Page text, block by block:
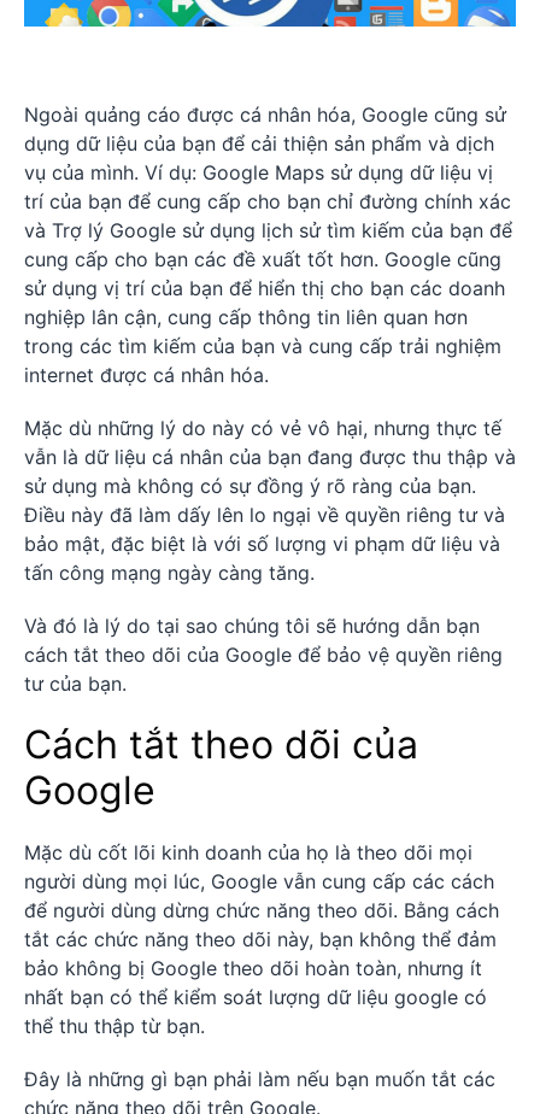
Ngoài quảng cáo được cá nhân hóa, Google cũng sử
dụng dữ liệu của bạn để cải thiện sản phẩm và dịch
vụ của mình. Ví dụ: Google Maps sử dụng dữ liệu vị
trí của bạn để cung cấp cho bạn chỉ đường chính xác
và Trợ lý Google sử dụng lịch sử tìm kiếm của bạn để
cung cấp cho bạn các đề xuất tốt hơn. Google cũng
sử dụng vị trí của bạn để hiển thị cho bạn các doanh
nghiệp lân cận, cung cấp thông tin liên quan hơn
trong các tìm kiếm của bạn và cung cấp trải nghiệm
internet được cá nhân hóa.
Mặc dù những lý do này có vẻ vô hại, nhưng thực tế
vẫn là dữ liệu cá nhân của bạn đang được thu thập và
sử dụng mà không có sự đồng ý rõ ràng của bạn.
Điều này đã làm dấy lên lo ngại về quyền riêng tư và
bảo mật, đặc biệt là với số lượng vi phạm dữ liệu và
tấn công mạng ngày càng tăng.
Và đó là lý do tại sao chúng tôi sẽ hướng dẫn bạn
cách tắt theo dõi của Google để bảo vệ quyền riêng
tư của bạn.
Cách tắt theo dõi của
Google
Mặc dù cốt lõi kinh doanh của họ là theo dõi mọi
người dùng mọi lúc, Google vẫn cung cấp các cách
để người dùng dừng chức năng theo dõi. Bằng cách
tắt các chức năng theo dõi này, bạn không thể đảm
bảo không bị Google theo dõi hoàn toàn, nhưng ít
nhất bạn có thể kiểm soát lượng dữ liệu google có
thể thu thập từ bạn.
Đây là những gì bạn phải làm nếu bạn muốn tắt các
chức năng theo dõi trên Google.